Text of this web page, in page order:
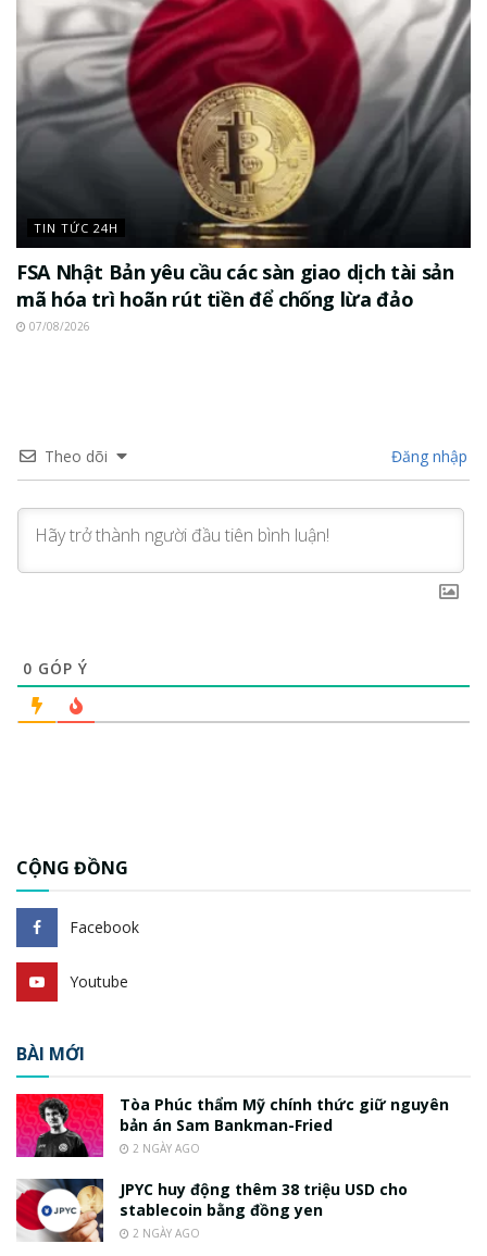
TIN TỨC 24H
FSA Nhật Bản yêu cầu các sàn giao dịch tài sản
mã hóa trì hoãn rút tiền để chống lừa đảo
07/08/2026
Theo dõi Đăng nhập
0 GÓP Ý
CỘNG ĐỒNG
Facebook
Youtube
BÀI MỚI
Tòa Phúc thẩm Mỹ chính thức giữ nguyên
bản án Sam Bankman-Fried
2 NGÀY AGO
JPYC huy động thêm 38 triệu USD cho
stablecoin bằng đồng yen
2 NGÀY AGO